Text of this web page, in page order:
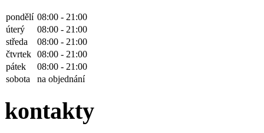
pondělí 08:00 - 21:00
úterý
08:00 - 21:00
středa
08:00 - 21:00
čtvrtek 08:00 - 21:00
pátek
08:00 - 21:00
sobota
na objednání
kontakty